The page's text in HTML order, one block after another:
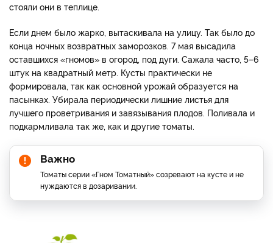
стояли они в теплице.
Если днем было жарко, вытаскивала на улицу. Так было до
конца ночных возвратных заморозков. 7 мая высадила
оставшихся «гномов» в огород, под дуги. Сажала часто, 5–6
штук на квадратный метр. Кусты практически не
формировала, так как основной урожай образуется на
пасынках. Убирала периодически лишние листья для
лучшего проветривания и завязывания плодов. Поливала и
подкармливала так же, как и другие томаты.
Важно
Томаты серии «Гном Томатный» созревают на кусте и не
нуждаются в дозаривании.